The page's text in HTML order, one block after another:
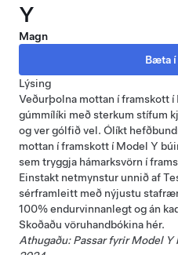
Y
Magn
Lýsing
Veðurþolna mottan í framskott
gúmmílíki með sterkum stífum
og ver gólfið vel. Ólíkt
mottan í framskott í Model Y
sem tryggja hámarksvörn í
Einstakt netmynstur unnið af
sérframleitt með nýjustu
100% endurvinnanlegt og án
Skoðaðu vöruhandbókina hér.
Athugaðu: Passar fyrir Model